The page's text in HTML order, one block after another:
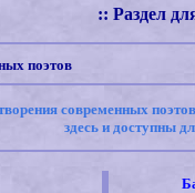
:: Раздел
поэтов
современных
здесь и доступны